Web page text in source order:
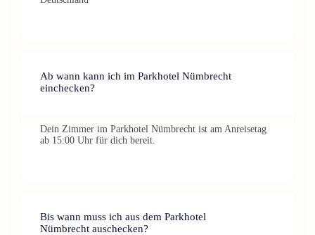
Ab wann kann ich im Parkhotel Nümbrecht
einchecken?
Dein Zimmer im Parkhotel Nümbrecht ist am Anreisetag
ab 15:00 Uhr für dich bereit.
Bis wann muss ich aus dem Parkhotel
Nümbrecht auschecken?